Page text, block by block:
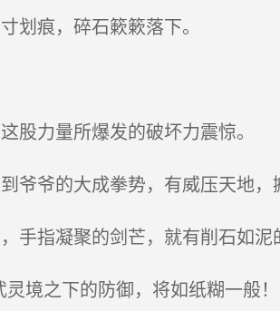
划痕，碎石簌簌落下。
股力量所爆发的破坏力震惊。
爷爷的大成拳势，有威压天地，
手指凝聚的剑芒，就有削石如泥
境之下的防御，将如纸糊一般